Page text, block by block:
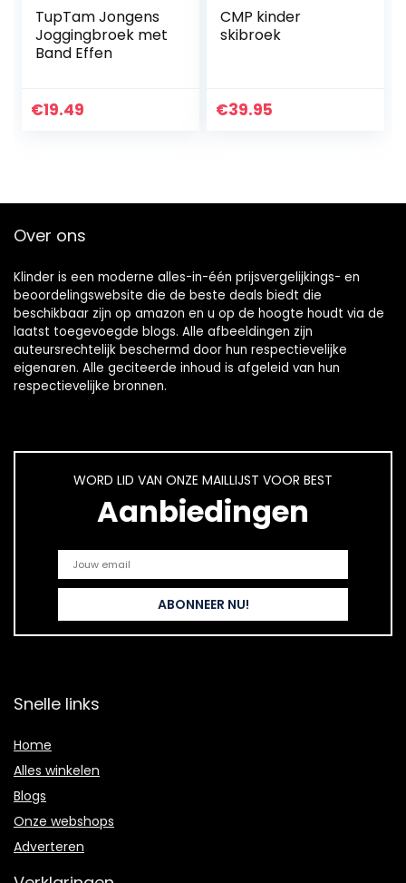
TupTam Jongens
Joggingbroek met
Band Effen
€19.49
CMP kinder
skibroek
€39.95
Over ons
Klinder is een moderne alles-in-één prijsvergelijkings- en
beoordelingswebsite die de beste deals biedt die
beschikbaar zijn op amazon en u op de hoogte houdt via de
laatst toegevoegde blogs. Alle afbeeldingen zijn
auteursrechtelijk beschermd door hun respectievelijke
eigenaren. Alle geciteerde inhoud is afgeleid van hun
respectievelijke bronnen.
WORD LID VAN ONZE MAILLIJST VOOR BEST
Aanbiedingen
Snelle links
Home
Alles winkelen
Blogs
Onze webshops
Adverteren